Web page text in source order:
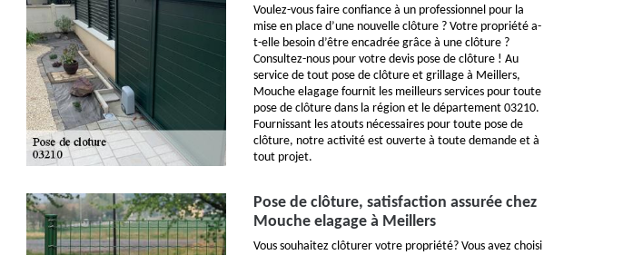
Voulez-vous faire confiance à un professionnel pour la
mise en place d’une nouvelle clôture ? Votre propriété a-
t-elle besoin d’être encadrée grâce à une clôture ?
Consultez-nous pour votre devis pose de clôture ! Au
service de tout pose de clôture et grillage à Meillers,
Mouche elagage fournit les meilleurs services pour toute
pose de clôture dans la région et le département 03210.
Fournissant les atouts nécessaires pour toute pose de
clôture, notre activité est ouverte à toute demande et à
tout projet.
Pose de clôture, satisfaction assurée chez
Mouche elagage à Meillers
Vous souhaitez clôturer votre propriété? Vous avez choisi